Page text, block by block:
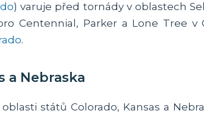
) varuje před tornády v oblastech
Centennial, Parker a Lone Tree v
.
a Nebraska
států Colorado, Kansas a